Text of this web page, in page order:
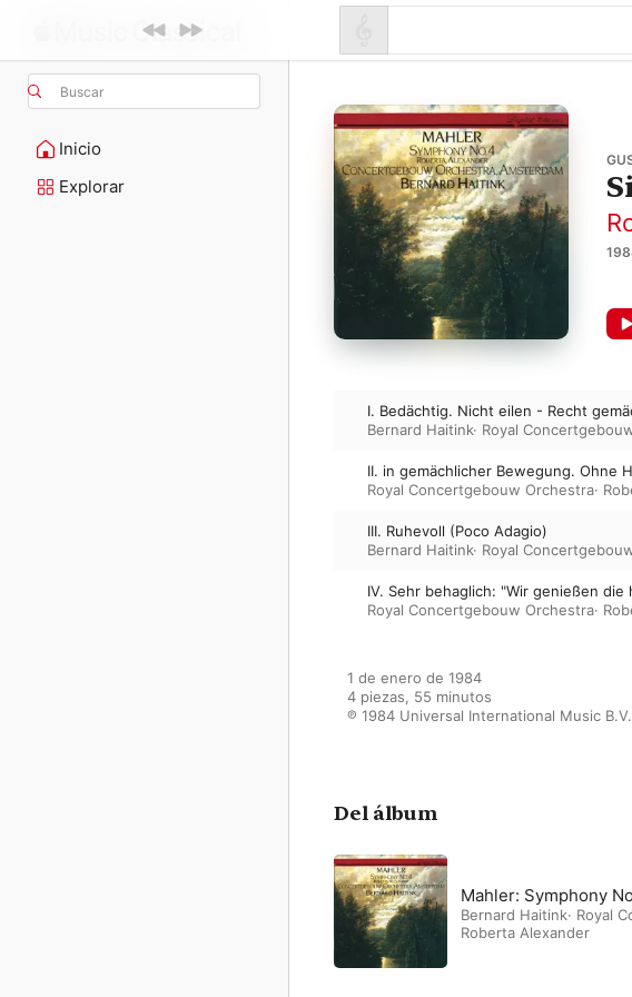
Buscar
Inicio
Explorar
I. Bedächtig. Nicht eilen - Recht
Bernard Haitink· Royal
II. in gemächlicher Bewegung. Ohne
Royal Concertgebouw Orchestra·
III. Ruhevoll (Poco Adagio)
Bernard Haitink· Royal
IV. Sehr behaglich: "Wir genießen die
Royal Concertgebouw Orchestra·
1 de enero de 1984
4 piezas, 55 minutos
℗ 1984 Universal International Music B.V.
Del álbum
Mahler: Symphony
Bernard Haitink· Royal
Roberta Alexander